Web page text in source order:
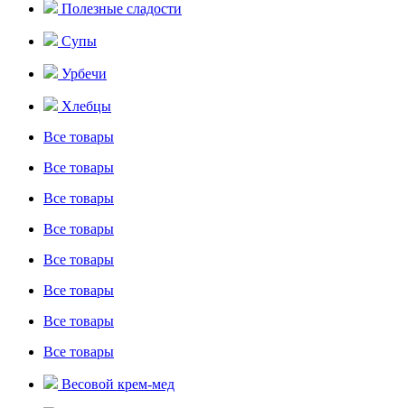
Полезные сладости
Супы
Урбечи
Хлебцы
Все товары
Все товары
Все товары
Все товары
Все товары
Все товары
Все товары
Все товары
Весовой крем-мед